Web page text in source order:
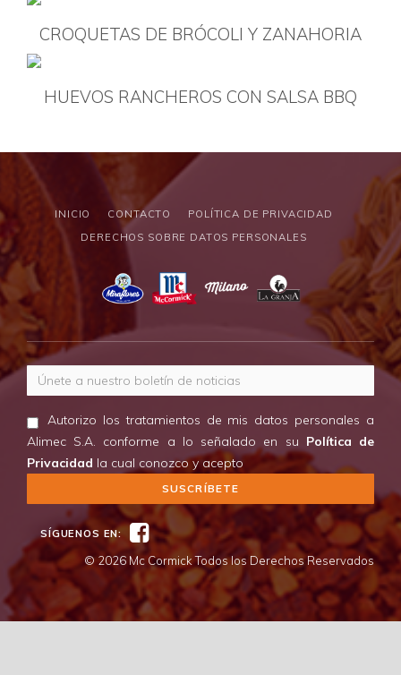
CROQUETAS DE BRÓCOLI Y ZANAHORIA
HUEVOS RANCHEROS CON SALSA BBQ
INICIO CONTACTO
POLÍTICA DE PRIVACIDAD
DERECHOS SOBRE DATOS PERSONALES
Correo electrónico
Autorizo los tratamientos de mis datos personales a
Alimec S.A. conforme a lo señalado en su Política de
Privacidad la cual conozco y acepto
SÍGUENOS EN: Facebook
© 2026 Mc Cormick Todos los Derechos Reservados